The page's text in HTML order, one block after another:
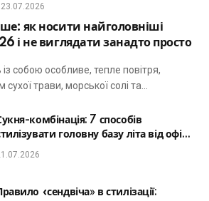
23.07.2026
як носити найголовніші
і не виглядати занадто просто
собою особливе, тепле повітря,
трави, морської солі та…
комбінація: 7 способів
головну базу літа від офісу
романтичної вечері
«сендвіча» в стилізації: